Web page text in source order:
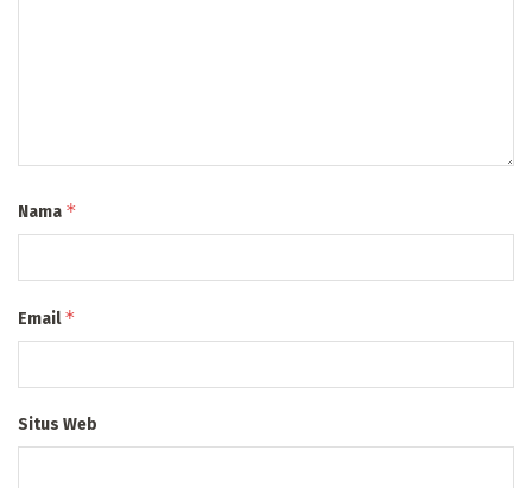
Nama *
Email*
Situs Web